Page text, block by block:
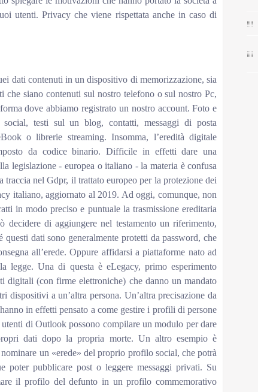
utenti. Privacy che viene rispettata anche in caso di
dati contenuti in un dispositivo di memorizzazione, sia
che siano contenuti sul nostro telefono o sul nostro Pc,
dove abbiamo registrato un nostro account. Foto e
testi sul un blog, contatti, messaggi di posta
o librerie streaming. Insomma, l’eredità digitale
da codice binario. Difficile in effetti dare una
legislazione - europea o italiano - la materia è confusa
traccia nel Gdpr, il trattato europeo per la protezione dei
italiano, aggiornato al 2019. Ad oggi, comunque, non
in modo preciso e puntuale la trasmissione ereditaria
di aggiungere nel testamento un riferimento,
questi dati sono generalmente protetti da password, che
all’erede. Oppure affidarsi a piattaforme nato ad
legge. Una di questa è eLegacy, primo esperimento
digitali (con firme elettroniche) che danno un mandato
dispositivi a un’altra persona. Un’altra precisazione da
in effetti pensato a come gestire i profili di persone
di Outlook possono compilare un modulo per dare
dati dopo la propria morte. Un altro esempio è
un «erede» del proprio profilo social, che potrà
poter pubblicare post o leggere messaggi privati. Su
il profilo del defunto in un profilo commemorativo